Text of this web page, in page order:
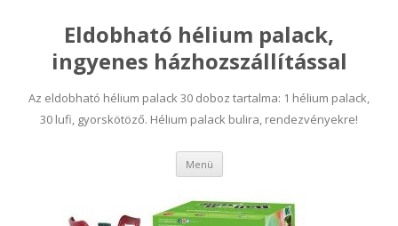
Eldobható hélium palack,
ingyenes házhozszállítással
Az eldobható hélium palack 30 doboz tartalma: 1 hélium palack,
30 lufi, gyorskötöző. Hélium palack bulira, rendezvényekre!
Menü Tovább a tartalomra